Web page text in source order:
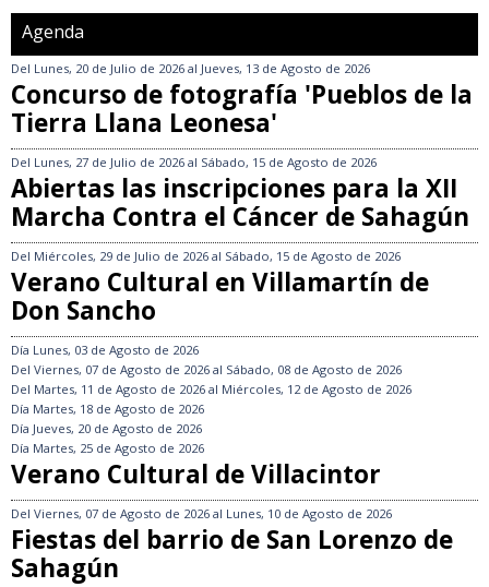
Agenda
Del Lunes, 20 de Julio de 2026 al Jueves, 13 de Agosto de 2026
Concurso de fotografía 'Pueblos de la
Tierra Llana Leonesa'
Del Lunes, 27 de Julio de 2026 al Sábado, 15 de Agosto de 2026
Abiertas las inscripciones para la XII
Marcha Contra el Cáncer de Sahagún
Del Miércoles, 29 de Julio de 2026 al Sábado, 15 de Agosto de 2026
Verano Cultural en Villamartín de
Don Sancho
Día Lunes, 03 de Agosto de 2026
Del Viernes, 07 de Agosto de 2026 al Sábado, 08 de Agosto de 2026
Del Martes, 11 de Agosto de 2026 al Miércoles, 12 de Agosto de 2026
Día Martes, 18 de Agosto de 2026
Día Jueves, 20 de Agosto de 2026
Día Martes, 25 de Agosto de 2026
Verano Cultural de Villacintor
Del Viernes, 07 de Agosto de 2026 al Lunes, 10 de Agosto de 2026
Fiestas del barrio de San Lorenzo de
Sahagún